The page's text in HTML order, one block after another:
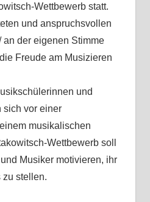
Wettbewerb statt.
und anspruchsvollen
an der eigenen Stimme
Freude am Musizieren
und
sich vor einer
musikalischen
Wettbewerb soll
Musiker motivieren, ihr
zu stellen.